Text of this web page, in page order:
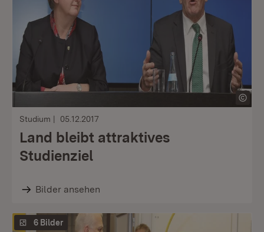
Studium 05.12.2017
Land bleibt attraktives
Studienziel
Bilder ansehen
6 Bilder